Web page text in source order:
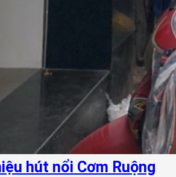
hút nổi Cơm Ruộng